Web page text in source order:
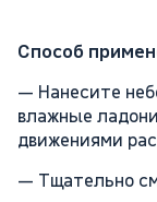
Способ
— Нанесите
влажные
движениями
— Тщательно